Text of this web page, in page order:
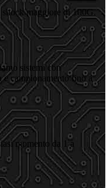
maggiore di 100G.
sistemi con
e campionamento fino a
momento da 1 a